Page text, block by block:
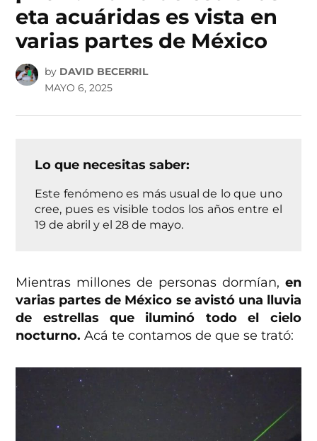
eta acuáridas es vista en
varias partes de México
by DAVID BECERRIL
MAYO 6, 2025
Lo que necesitas saber:
Este fenómeno es más usual de lo que uno
cree, pues es visible todos los años entre el
19 de abril y el 28 de mayo.
Mientras millones de personas dormían, en
varias partes de México se avistó una lluvia
de estrellas que iluminó todo el cielo
nocturno. Acá te contamos de que se trató: